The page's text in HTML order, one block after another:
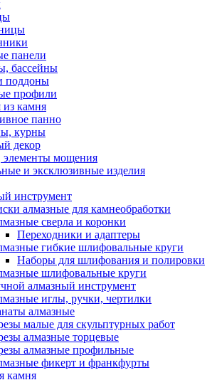
панели
бассейны
поддоны
профили
из камня
панно
курны
декор
элементы мощения
и эксклюзивные изделия
инструмент
алмазные для камнеобработки
сверла и коронки
Переходники и адаптеры
гибкие шлифовальные круги
Наборы для шлифования и полировки
шлифовальные круги
алмазный инструмент
иглы, ручки, чертилки
алмазные
малые для скульптурных работ
алмазные торцевые
алмазные профильные
фикерт и франкфурты
камня